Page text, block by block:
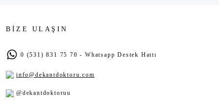
BİZE ULAŞIN
0 (531) 831 75 70 - Whatsapp Destek Hattı
info@dekantdoktoru.com
@dekantdoktoruu